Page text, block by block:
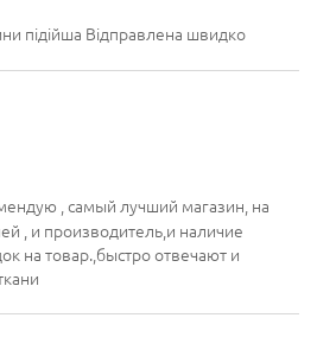
підійша Відправлена швидко
, самый лучший магазин, на
, и производитель,и наличие
на товар.,быстро отвечают и